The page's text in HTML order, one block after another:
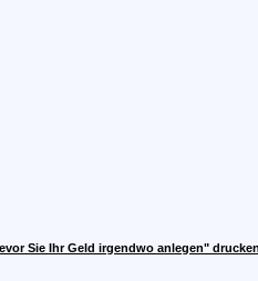
Sie Ihr Geld irgendwo anlegen"